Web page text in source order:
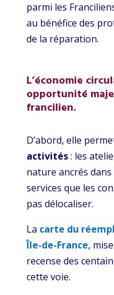
parmi les
au bénéfice des
de la réparation.
L’économie
opportunité
francilien.
D’abord, elle
activités: les
nature ancrés
services que les
pas délocaliser.
La carte du
Île-de-France,
recense des
cette voie.